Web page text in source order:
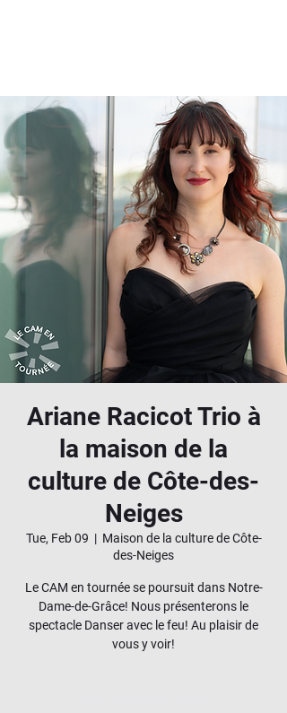
Ariane Racicot Trio à
la maison de la
culture de Côte-des-
Neiges
Tue, Feb 09
  |
Maison de la culture de Côte-
des-Neiges
Le CAM en tournée se poursuit dans Notre-
Dame-de-Grâce! Nous présenterons le
spectacle Danser avec le feu! Au plaisir de
vous y voir!